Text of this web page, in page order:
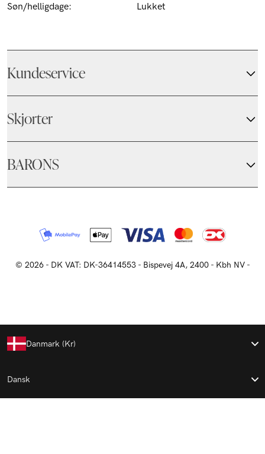
Søn/helligdage:
Lukket
Kundeservice
Skjorter
BARONS
© 2026 - DK VAT: DK-36414553 - Bispevej 4A, 2400 - Kbh NV -
Danmark (kr)
Dansk